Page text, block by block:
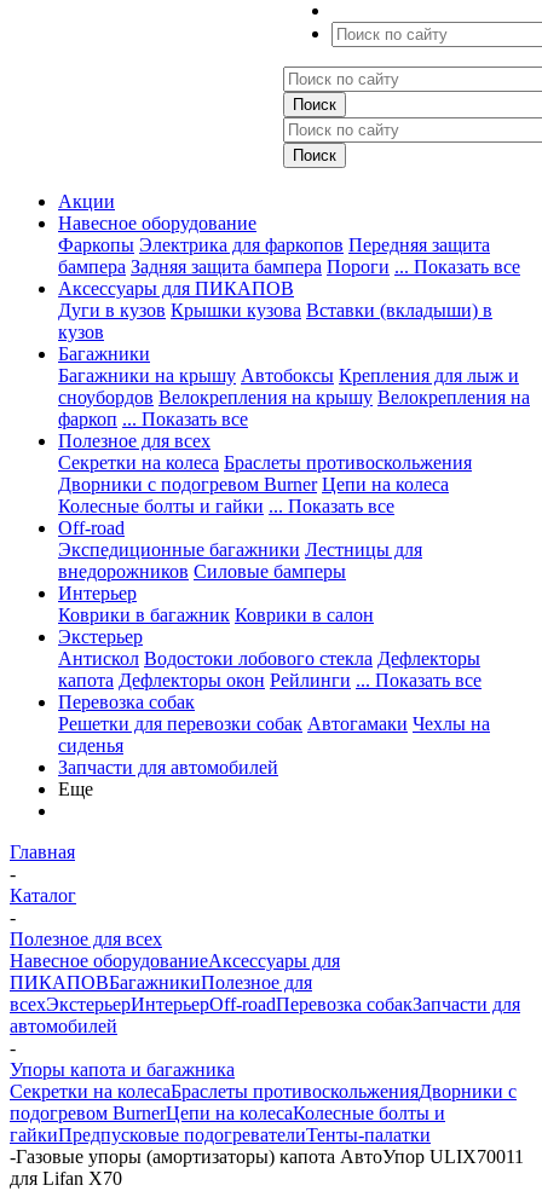
Акции
Навесное оборудование
Фаркопы Электрика для фаркопов Передняя защита
бампера Задняя защита бампера Пороги ... Показать все
Аксессуары для ПИКАПОВ
Дуги в кузов Крышки кузова Вставки (вкладыши) в
кузов
Багажники
Багажники на крышу Автобоксы Крепления для лыж и
сноубордов Велокрепления на крышу Велокрепления на
фаркоп ... Показать все
Полезное для всех
Секретки на колеса Браслеты противоскольжения
Дворники с подогревом Burner Цепи на колеса
Колесные болты и гайки ... Показать все
Off-road
Экспедиционные багажники Лестницы для
внедорожников Силовые бамперы
Интерьер
Коврики в багажник Коврики в салон
Экстерьер
Антискол Водостоки лобового стекла Дефлекторы
капота Дефлекторы окон Рейлинги ... Показать все
Перевозка собак
Решетки для перевозки собак Автогамаки Чехлы на
сиденья
Запчасти для автомобилей
Еще
Главная
-
Каталог
-
Полезное для всех
Навесное оборудованиеАксессуары для
ПИКАПОВБагажникиПолезное для
всехЭкстерьерИнтерьерOff-roadПеревозка собакЗапчасти для
автомобилей
-
Упоры капота и багажника
Секретки на колесаБраслеты противоскольженияДворники с
подогревом BurnerЦепи на колесаКолесные болты и
гайкиПредпусковые подогревателиТенты-палатки
-Газовые упоры (амортизаторы) капота АвтоУпор ULIX70011
для Lifan X70